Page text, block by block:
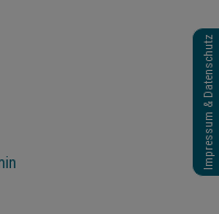
Impressum & Datenschutz